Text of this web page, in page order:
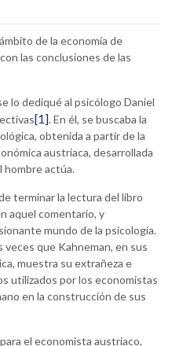
de la economía de
las conclusiones de las
lo dediqué al psicólogo Daniel
[1]. En él, se buscaba la
obtenida a partir de la
austriaca, desarrollada
hombre actúa.
terminar la lectura del libro
aquel comentario, y
mundo de la psicología.
veces que Kahneman, en sus
muestra su extrañeza e
utilizados por los economistas
en la construcción de sus
el economista austriaco,